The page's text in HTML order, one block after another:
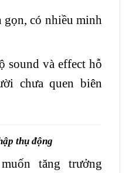
gọn, có nhiều minh
sound và effect hỗ
chưa quen biên
thụ động
tăng trưởng